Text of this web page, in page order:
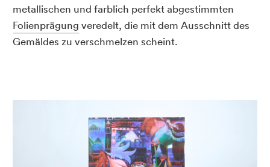
metallischen und farblich perfekt abgestimmten
Folienprägung veredelt, die mit dem Ausschnitt des
Gemäldes zu verschmelzen scheint.